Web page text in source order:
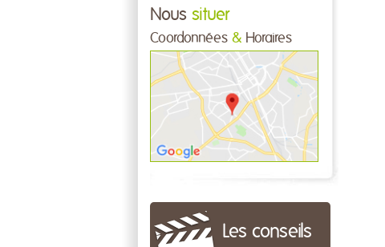
Nous situer
Coordonnées & Horaires
Les conseils